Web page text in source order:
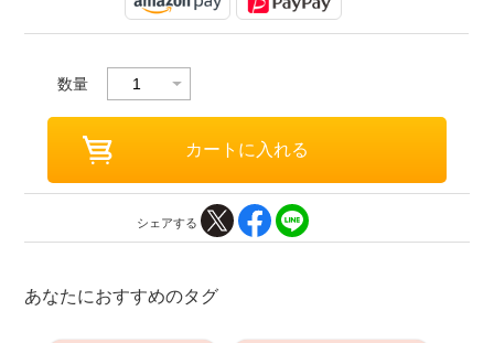
数量
シェアする
あなたにおすすめのタグ